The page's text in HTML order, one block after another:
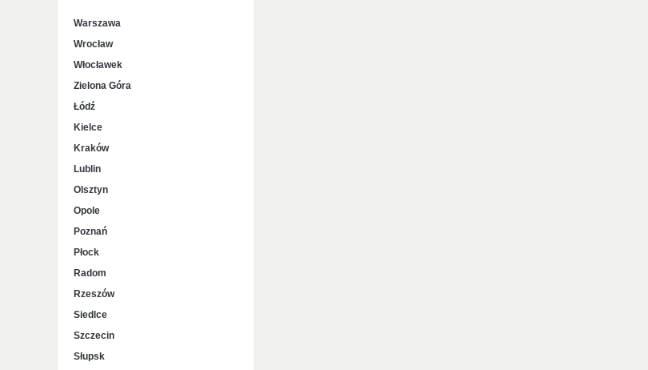
Warszawa
Wrocław
Włocławek
Zielona Góra
Łódź
Kielce
Kraków
Lublin
Olsztyn
Opole
Poznań
Płock
Radom
Rzeszów
Siedlce
Szczecin
Słupsk